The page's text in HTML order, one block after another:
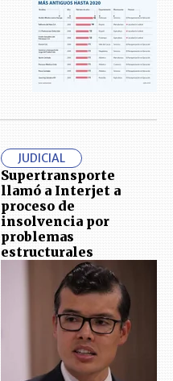
JUDICIAL
Supertransporte
llamó a Interjet a
proceso de
insolvencia por
problemas
estructurales